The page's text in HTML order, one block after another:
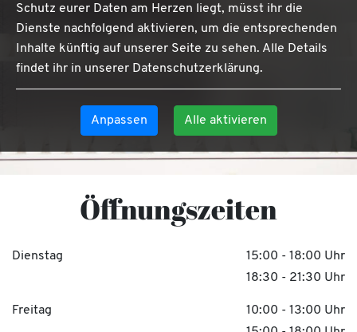
Schutz eurer Daten am Herzen liegt, müsst ihr die
Dienste nachfolgend aktivieren, um die entsprechenden
Inhalte künftig auf unserer Seite zu sehen. Alle Details
findet ihr in unserer Datenschutzerklärung.
Anpassen Alle aktivieren
Öffnungszeiten
Dienstag
15:00 - 18:00 Uhr
18:30 - 21:30 Uhr
Freitag
10:00 - 13:00 Uhr